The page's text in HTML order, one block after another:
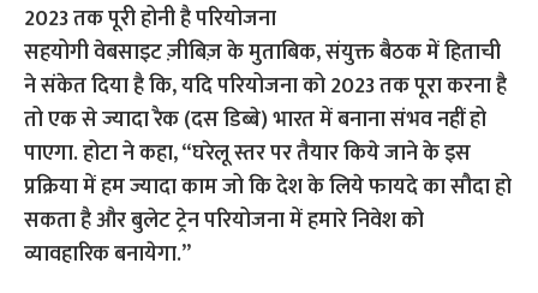
2023 तक पूरी होनी है परियोजना
सहयोगी वेबसाइट ज़ीबिज़ के मुताबिक, संयुक्त बैठक में हिताची
ने संकेत दिया है कि, यदि परियोजना को 2023 तक पूरा करना है
तो एक से ज्यादा रैक (दस डिब्बे) भारत में बनाना संभव नहीं हो
पाएगा. होटा ने कहा, “घरेलू स्तर पर तैयार किये जाने के इस
प्रक्रिया में हम ज्यादा काम जो कि देश के लिये फायदे का सौदा हो
सकता है और बुलेट ट्रेन परियोजना में हमारे निवेश को
व्यावहारिक बनायेगा.”